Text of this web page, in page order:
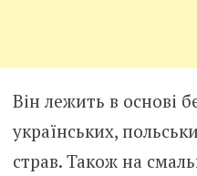
Він лежить в основі
українських,
страв. Також на